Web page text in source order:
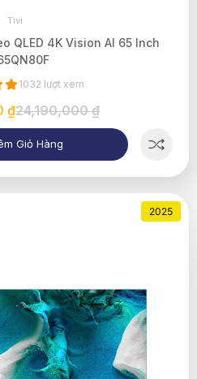
Tivi
QLED 4K Vision AI 65 Inch
1032 lượt xem
₫24,190,000 ₫
Giỏ Hàng
2025